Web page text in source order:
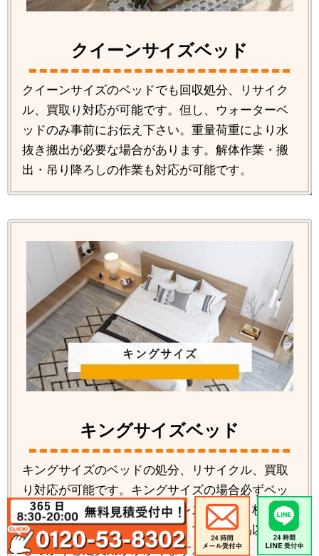
クイーンサイズベッド
クイーンサイズのベッドでも回収処分、リサイク
ル、買取り対応が可能です。但し、ウォーターベ
ッドのみ事前にお伝え下さい。重量荷重により水
抜き搬出が必要な場合があります。解体作業・搬
出・吊り降ろしの作業も対応が可能です。
キングサイズベッド
キングサイズのベッドの処分、リサイクル、買取
り対応が可能です。キングサイズの場合必ずベッ
ドの解体が必要です。マットレスも分割２枚タイ
プが多い為料金もかかります。ブランド品以外は
しっかりと処費用がかかります。